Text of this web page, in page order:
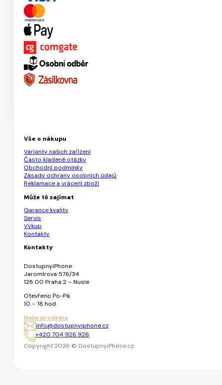
Vše o nákupu
Varianty našich zařízení
Často kladené otázky
Obchodní podmínky
Zásady ochrany osobních údajů
Reklamace a vrácení zboží
Může tě zajímat
Garance kvality
Servis
Výkup
Kontakty
Kontakty
DostupnyiPhone
Jaromírova 576/34
128 00 Praha 2 – Nusle
Otevřeno Po-Pá
10 – 18 hod.
Naše prodejna
info@dostupnyiphone.cz
+420 704 926 926
Copyright 2026 © DostupnyiPhone.cz